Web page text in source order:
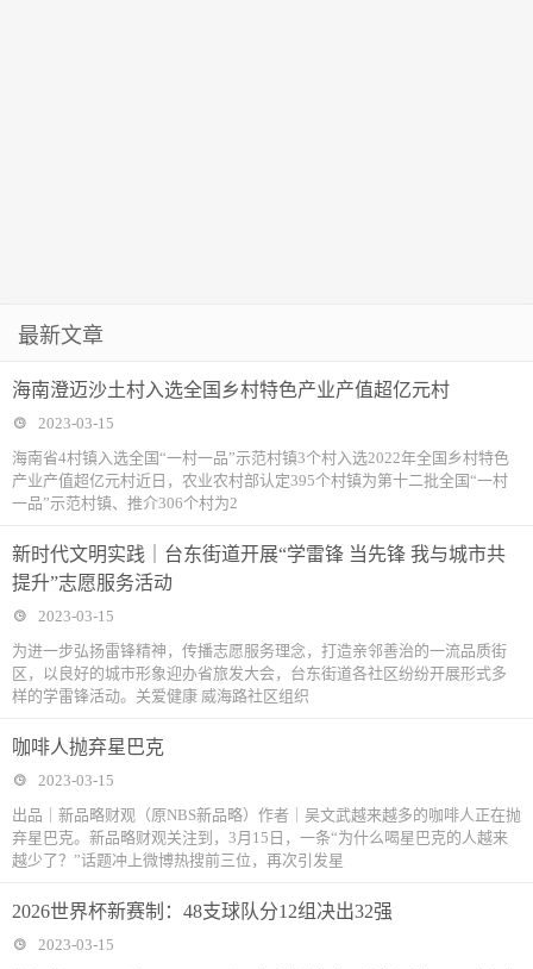
最新文章
海南澄迈沙土村入选全国乡村特色产业产值超亿元村
2023-03-15
海南省4村镇入选全国“一村一品”示范村镇3个村入选2022年全国乡村特色
产业产值超亿元村近日，农业农村部认定395个村镇为第十二批全国“一村
一品”示范村镇、推介306个村为2
新时代文明实践｜台东街道开展“学雷锋 当先锋 我与城市共
提升”志愿服务活动
2023-03-15
为进一步弘扬雷锋精神，传播志愿服务理念，打造亲邻善治的一流品质街
区，以良好的城市形象迎办省旅发大会，台东街道各社区纷纷开展形式多
样的学雷锋活动。关爱健康 威海路社区组织
咖啡人抛弃星巴克
2023-03-15
出品｜新品略财观（原NBS新品略）作者｜吴文武越来越多的咖啡人正在抛
弃星巴克。新品略财观关注到，3月15日，一条“为什么喝星巴克的人越来
越少了？”话题冲上微博热搜前三位，再次引发星
2026世界杯新赛制：48支球队分12组决出32强
2023-03-15